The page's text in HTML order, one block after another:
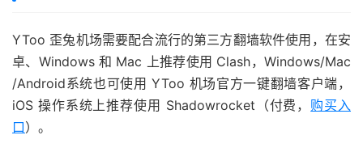
YToo 歪兔机场需要配合流行的第三方翻墙软件使用，在安
卓、Windows 和 Mac 上推荐使用 Clash，Windows/Mac
/Android系统也可使用 YToo 机场官方一键翻墙客户端，
iOS 操作系统上推荐使用 Shadowrocket（付费， 购买入
口）。